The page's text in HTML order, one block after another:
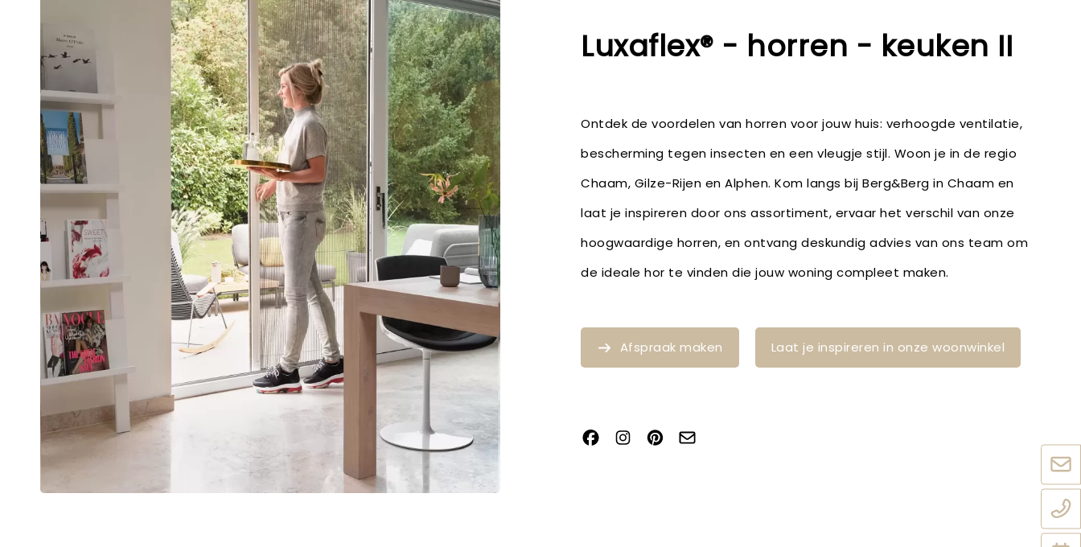
Luxaflex® - horren - keuken II
Ontdek de voordelen van horren voor jouw huis: verhoogde ventilatie,
bescherming tegen insecten en een vleugje stijl. Woon je in de regio
Chaam, Gilze-Rijen en Alphen. Kom langs bij Berg&Berg in Chaam en
laat je inspireren door ons assortiment, ervaar het verschil van onze
hoogwaardige horren, en ontvang deskundig advies van ons team om
de ideale hor te vinden die jouw woning compleet maken.
Afspraak maken Laat je inspireren in onze woonwinkel